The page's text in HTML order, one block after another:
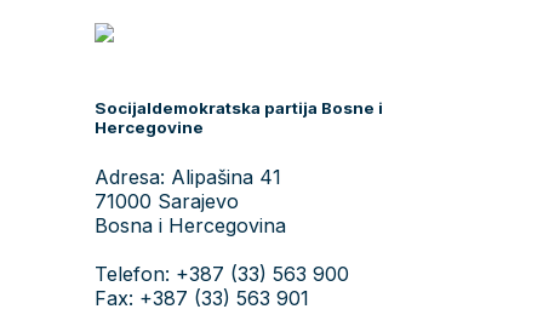
Socijaldemokratska partija Bosne i
Hercegovine
Adresa: Alipašina 41
71000 Sarajevo
Bosna i Hercegovina
Telefon: +387 (33) 563 900
Fax: +387 (33) 563 901